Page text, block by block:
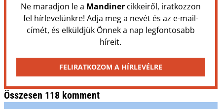
Ne maradjon le a Mandinercikkeiről, iratkozzon
fel hírlevelünkre! Adja meg a nevét és az e-mail-
címét, és elküldjük Önnek a nap legfontosabb
híreit.
FELIRATKOZOM A HÍRLEVÉLRE
Összesen 118 komment